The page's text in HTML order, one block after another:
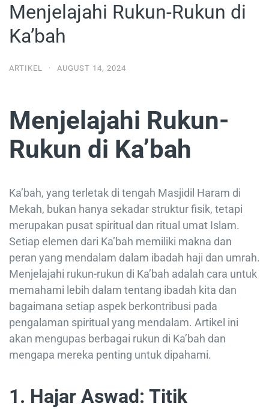
Menjelajahi Rukun-Rukun di
Ka’bah
ARTIKEL · AUGUST 14, 2024
Menjelajahi Rukun-
Rukun di Ka’bah
Ka’bah, yang terletak di tengah Masjidil Haram di
Mekah, bukan hanya sekadar struktur fisik, tetapi
merupakan pusat spiritual dan ritual umat Islam.
Setiap elemen dari Ka’bah memiliki makna dan
peran yang mendalam dalam ibadah haji dan umrah.
Menjelajahi rukun-rukun di Ka’bah adalah cara untuk
memahami lebih dalam tentang ibadah kita dan
bagaimana setiap aspek berkontribusi pada
pengalaman spiritual yang mendalam. Artikel ini
akan mengupas berbagai rukun di Ka’bah dan
mengapa mereka penting untuk dipahami.
1. Hajar Aswad: Titik